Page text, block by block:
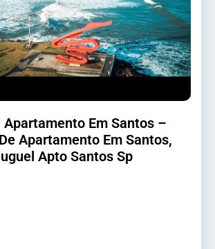
Apartamento Em Santos –
Apartamento Em Santos,
Apto Santos Sp